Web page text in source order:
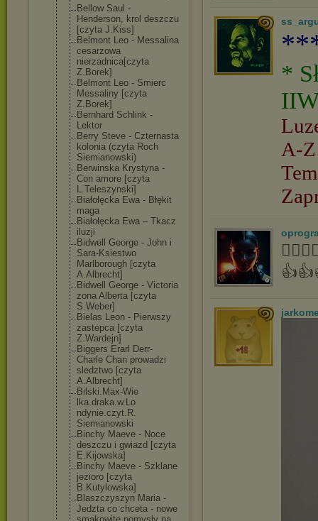
Bellow Saul -
Henderson, krol deszczu
[czyta J.Kiss]
Belmont Leo - Messalina
cesarzowa
nierzadnica[czyta
Z.Borek]
Belmont Leo - Smierc
Messaliny [czyta
Z.Borek]
Bernhard Schlink -
Lektor
Berry Steve - Czternasta
kolonia (czyta Roch
Siemianowski)
Berwinska Krystyna -
Con amore [czyta
L.Teleszynski]
Białołęcka Ewa - Błękit
maga
Białołęcka Ewa – Tkacz
iluzji
Bidwell George - John i
Sara-Ksiestwo
Marlborough [czyta
A.Albrecht]
Bidwell George - Victoria
zona Alberta [czyta
S.Weber]
Bielas Leon - Pierwszy
zastepca [czyta
Z.Wardejn]
Biggers Erarl Derr-
Charle Chan prowadzi
sledztwo [czyta
A.Albrecht]
Bilski.Max-Wie
lka.draka.w.Lo
ndynie.czyt.R.
Siemianowski
Binchy Maeve - Noce
deszczu i gwiazd [czyta
E.Kijowska]
Binchy Maeve - Szklane
jezioro [czyta
B.Kutylowska]
Blaszczyszyn Maria -
Jedzta co chceta - nowe
*
A-